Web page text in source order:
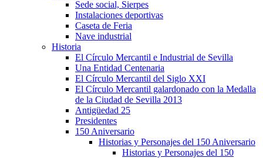
Sede social, Sierpes
Instalaciones deportivas
Caseta de Feria
Nave industrial
Historia
El Círculo Mercantil e Industrial de Sevilla
Una Entidad Centenaria
El Círculo Mercantil del Siglo XXI
El Círculo Mercantil galardonado con la Medalla
de la Ciudad de Sevilla 2013
Antigüedad 25
Presidentes
150 Aniversario
Historias y Personajes del 150 Aniversario
Historias y Personajes del 150